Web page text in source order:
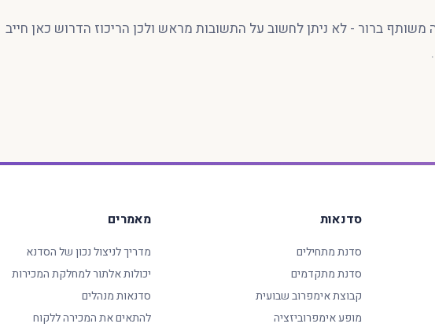
משותף ברור - לא ניתן לחשוב על התשובות מראש ולכן הריכוז הדרוש כאן חייב
סדנאות
סדנת מתחילים
סדנת מתקדמים
קבוצת אימפרוב שבועית
מופע אימפרוביזציה
מאמרים
מדריך לניצול נכון של הסדנא
יכולות אלתור למחלקת המכירות
סדנאות מנהלים
להתאים את המכירה ללקוח